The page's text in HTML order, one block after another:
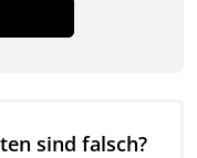
sind falsch?